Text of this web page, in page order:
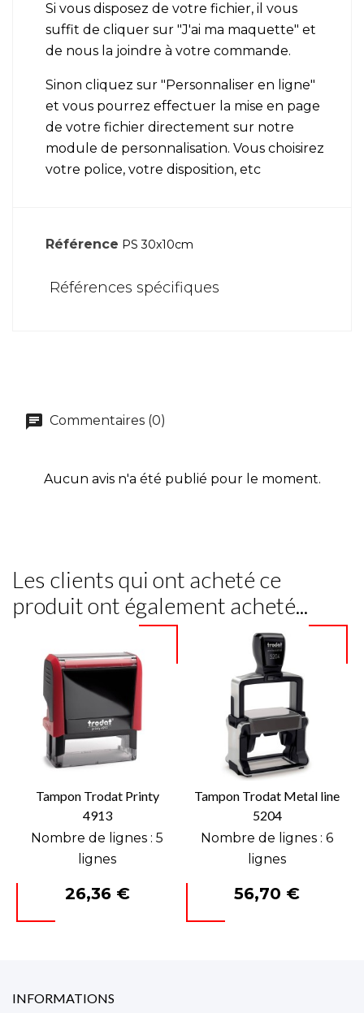
Si vous disposez de votre fichier, il vous
suffit de cliquer sur "J'ai ma maquette" et
de nous la joindre à votre commande.
Sinon cliquez sur "Personnaliser en ligne"
et vous pourrez effectuer la mise en page
de votre fichier directement sur notre
module de personnalisation. Vous choisirez
votre police, votre disposition, etc
Référence PS 30x10cm
Références spécifiques
Commentaires (0)
Aucun avis n'a été publié pour le moment.
Les clients qui ont acheté ce
produit ont également acheté...
Tampon Trodat Printy
4913
Nombre de lignes : 5
lignes
Prix
26,36 €
Tampon Trodat Metal line
5204
Nombre de lignes : 6
lignes
Prix
56,70 €
INFORMATIONS